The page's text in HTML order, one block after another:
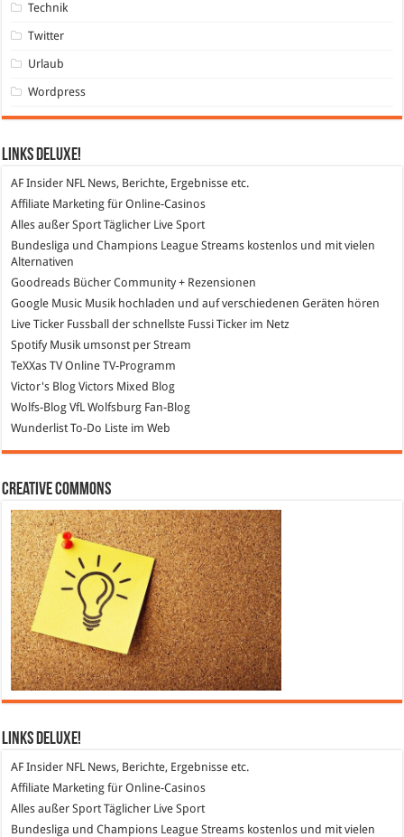
Technik
Twitter
Urlaub
Wordpress
Links DeLuXe!
AF Insider NFL News, Berichte, Ergebnisse etc.
Affiliate Marketing für Online-Casinos
Alles außer SportTäglicher Live Sport
Bundesliga und Champions League Streams kostenlos und mit vielen
Alternativen
Goodreads Bücher Community + Rezensionen
Google Music Musik hochladen und auf verschiedenen Geräten hören
Live Ticker Fussball
der schnellste Fussi Ticker im Netz
SpotifyMusik umsonst per Stream
TeXXas TVOnline TV-Programm
Victor's Blog Victors Mixed Blog
Wolfs-Blog VfL Wolfsburg Fan-Blog
WunderlistTo-Do Liste im Web
Creative Commons
Links DeLuXe!
AF Insider NFL News, Berichte, Ergebnisse etc.
Affiliate Marketing für Online-Casinos
Alles außer Sport Täglicher Live Sport
Bundesliga und Champions League Streams kostenlos und mit vielen